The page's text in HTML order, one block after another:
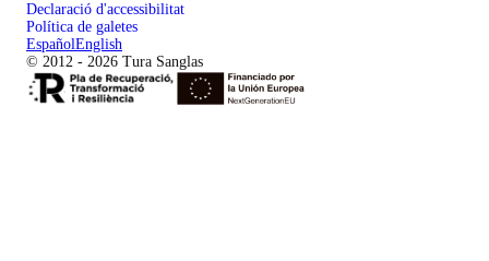
Declaració d'accessibilitat
Política de galetes
EspañolEnglish
© 2012 - 2026 Tura Sanglas